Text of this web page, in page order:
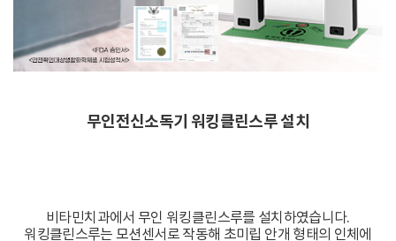
무인전신소독기 워킹클린스루 설치
비타민치과에서 무인 워킹클린스루를 설치하였습니다.
워킹클린스루는 모션센서로 작동해 초미립 안개 형태의 인체에